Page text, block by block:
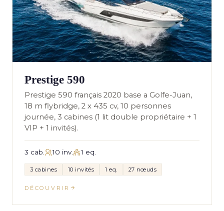
Prestige 590
Prestige 590 français 2020 base a Golfe-Juan,
18 m flybridge, 2 x 435 cv, 10 personnes
journée, 3 cabines (1 lit double propriétaire + 1
VIP + 1 invités).
3 cab. 10 inv. 1 eq.
3 cabines 10 invités 1 eq. 27 nœuds
DÉCOUVRIR